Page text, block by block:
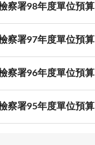
察署98年度單位預算
察署97年度單位預算
察署96年度單位預算
察署95年度單位預算